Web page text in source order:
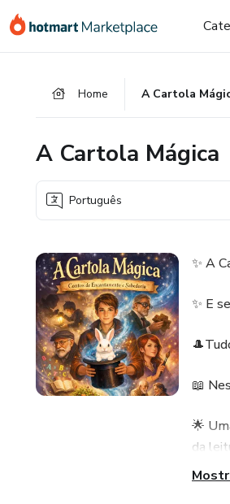
para
para
para
Home A Cartola
A Cartola Mágica
Português
✨ A
✨ E
📖
🌟
da